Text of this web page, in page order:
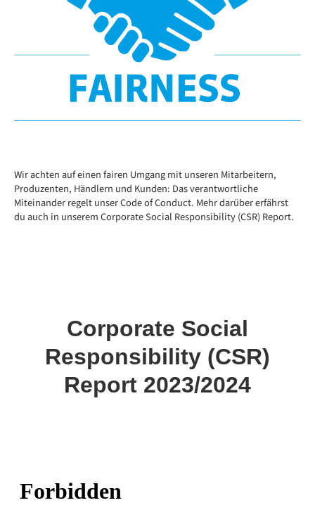
Wir achten auf einen fairen Umgang mit unseren Mitarbeitern,
Produzenten, Händlern und Kunden: Das verantwortliche
Miteinander regelt unser Code of Conduct. Mehr darüber erfährst
du auch in unserem Corporate Social Responsibility (CSR) Report.
Corporate Social
Responsibility (CSR)
Report 2023/2024